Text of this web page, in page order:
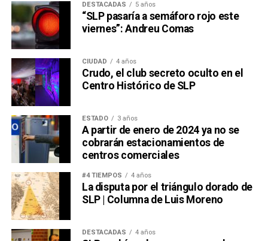
DESTACADAS 5 años
“SLP pasaría a semáforo rojo este
viernes”: Andreu Comas
CIUDAD 4 años
Crudo, el club secreto oculto en el
Centro Histórico de SLP
ESTADO 3 años
A partir de enero de 2024 ya no se
cobrarán estacionamientos de
centros comerciales
#4 TIEMPOS 4 años
La disputa por el triángulo dorado de
SLP | Columna de Luis Moreno
DESTACADAS 4 años